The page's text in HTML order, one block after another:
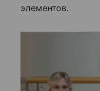
элементов.